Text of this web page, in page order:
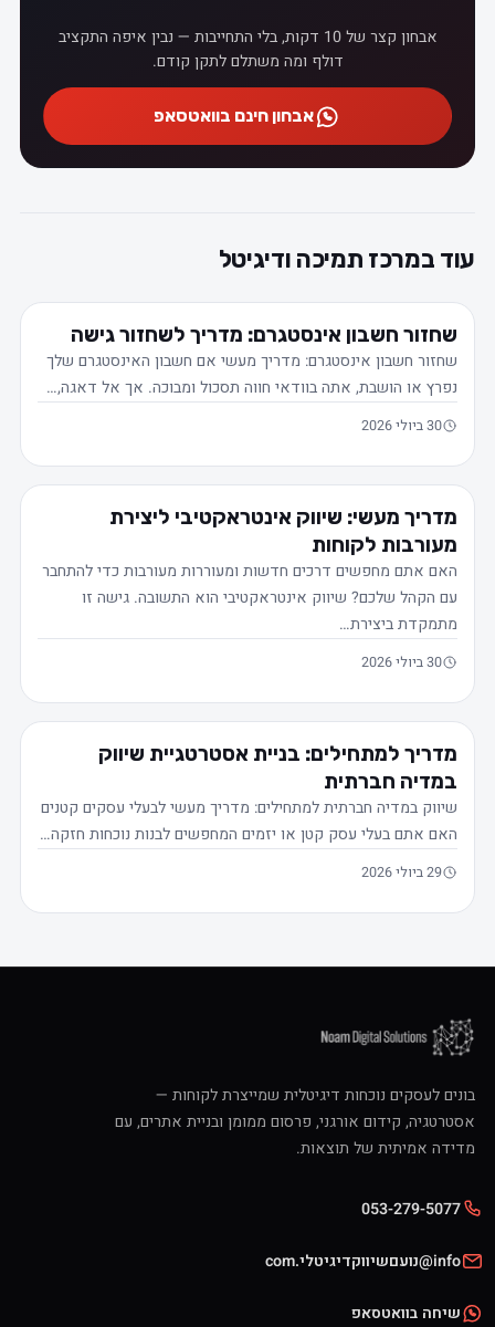
אבחון קצר של 10 דקות, בלי התחייבות — נבין איפה התקציב
דולף ומה משתלם לתקן קודם.
אבחון חינם בוואטסאפ
עוד במרכז תמיכה ודיגיטל
שחזור חשבון אינסטגרם: מדריך לשחזור גישה
שחזור חשבון אינסטגרם: מדריך מעשי אם חשבון האינסטגרם שלך
נפרץ או הושבת, אתה בוודאי חווה תסכול ומבוכה. אך אל דאגה,…
30 ביולי 2026
מדריך מעשי: שיווק אינטראקטיבי ליצירת
מעורבות לקוחות
האם אתם מחפשים דרכים חדשות ומעוררות מעורבות כדי להתחבר
עם הקהל שלכם? שיווק אינטראקטיבי הוא התשובה. גישה זו
מתמקדת ביצירת…
30 ביולי 2026
מדריך למתחילים: בניית אסטרטגיית שיווק
במדיה חברתית
שיווק במדיה חברתית למתחילים: מדריך מעשי לבעלי עסקים קטנים
האם אתם בעלי עסק קטן או יזמים המחפשים לבנות נוכחות חזקה…
29 ביולי 2026
בונים לעסקים נוכחות דיגיטלית שמייצרת לקוחות —
אסטרטגיה, קידום אורגני, פרסום ממומן ובניית אתרים, עם
מדידה אמיתית של תוצאות.
053-279-5077
info@נועםשיווקדיגיטלי.com
שיחה בוואטסאפ